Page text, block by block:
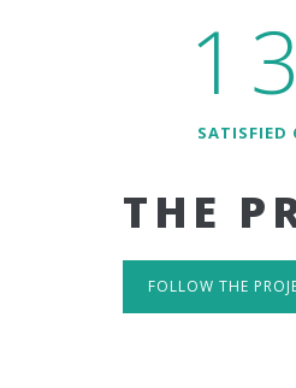
SATISFIED
THE
FOLLOW THE